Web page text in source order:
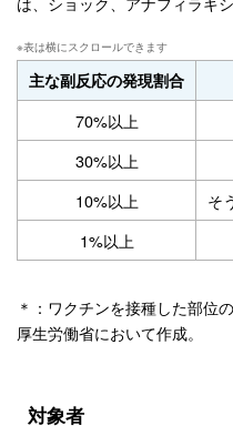
主な副反応の発現割合
70%以上
30%以上
10%以上
そ
1%以上
＊：ワクチンを接種した
厚生労働省において作成。
対象者